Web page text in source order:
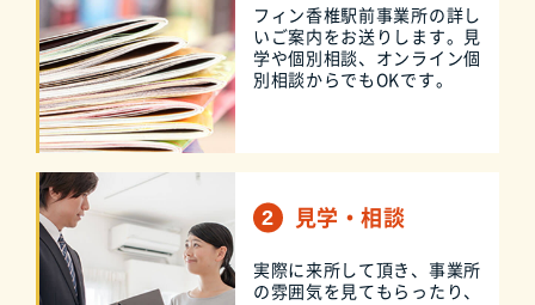
フィン香椎駅前事業所の詳し
いご案内をお送りします。見
学や個別相談、オンライン個
別相談からでもOKです。
見学・相談
実際に来所して頂き、事業所
の雰囲気を見てもらったり、